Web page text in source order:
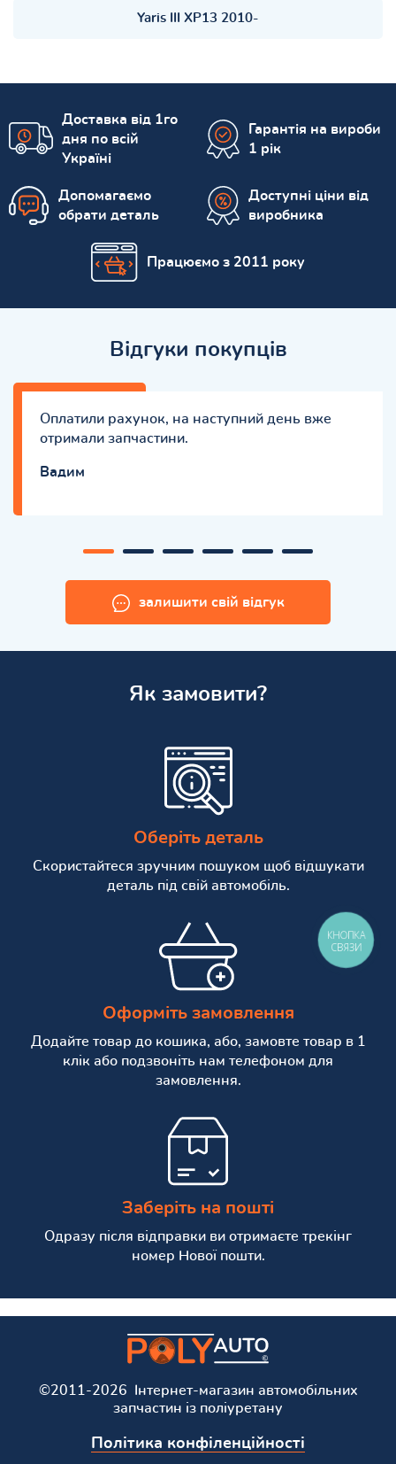
Yaris III XP13 2010-
Доставка від 1го
дня по всій
Україні
Гарантія на вироби
1 рік
Допомагаємо
обрати деталь
Доступні ціни від
виробника
Працюємо з 2011 року
Відгуки покупців
Оплатили рахунок, на наступний день вже
отримали запчастини.
Вадим
залишити свій відгук
Як замовити?
Оберіть деталь
Скористайтеся зручним пошуком щоб відшукати
деталь під свій автомобіль.
Оформіть замовлення
Додайте товар до кошика, або, замовте товар в 1
клік або подзвоніть нам телефоном для
замовлення.
Заберіть на пошті
Одразу після відправки ви отримаєте трекінг
номер Нової пошти.
©2011-2026 Інтернет-магазин автомобільних
запчастин із поліуретану
Політика конфіленційності
КНОПКА
СВЯЗИ